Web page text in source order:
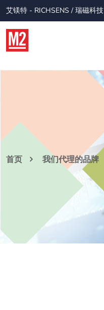
艾镁特 - RICHSENS / 瑞磁科技
首页 我们代理的品牌